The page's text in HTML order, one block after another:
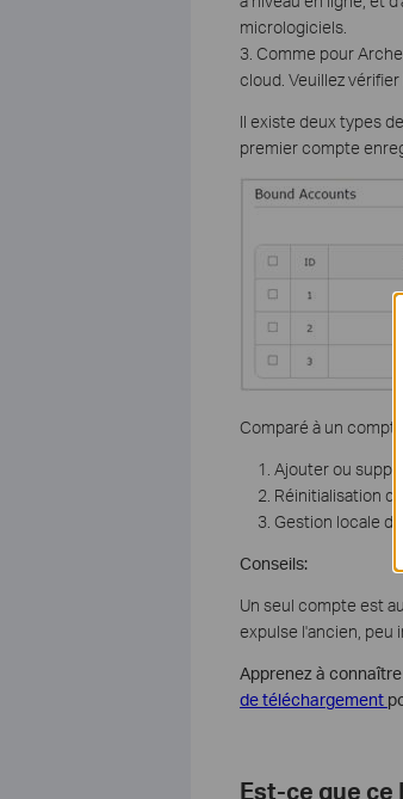
micrologiciels.
3. Comme pour
cloud. Veuillez vérifier
Il existe deux types
premier compte
Comparé à un
Ajouter ou
Réinitialisation
Gestion locale
Conseils:
Un seul compte est
expulse l'ancien, peu
Apprenez à
de téléchargement
Est-ce que ce